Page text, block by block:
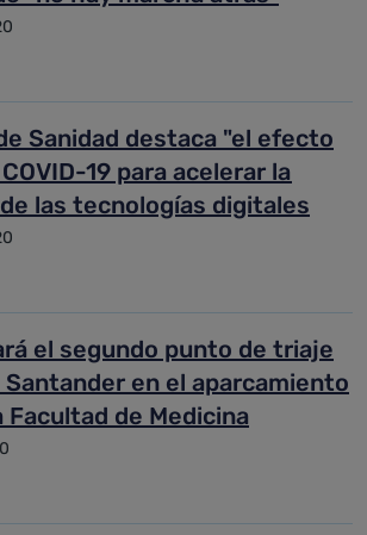
Sanidad destaca "el efecto
19 para acelerar la
las tecnologías digitales
el segundo punto de triaje
en el aparcamiento
de Medicina